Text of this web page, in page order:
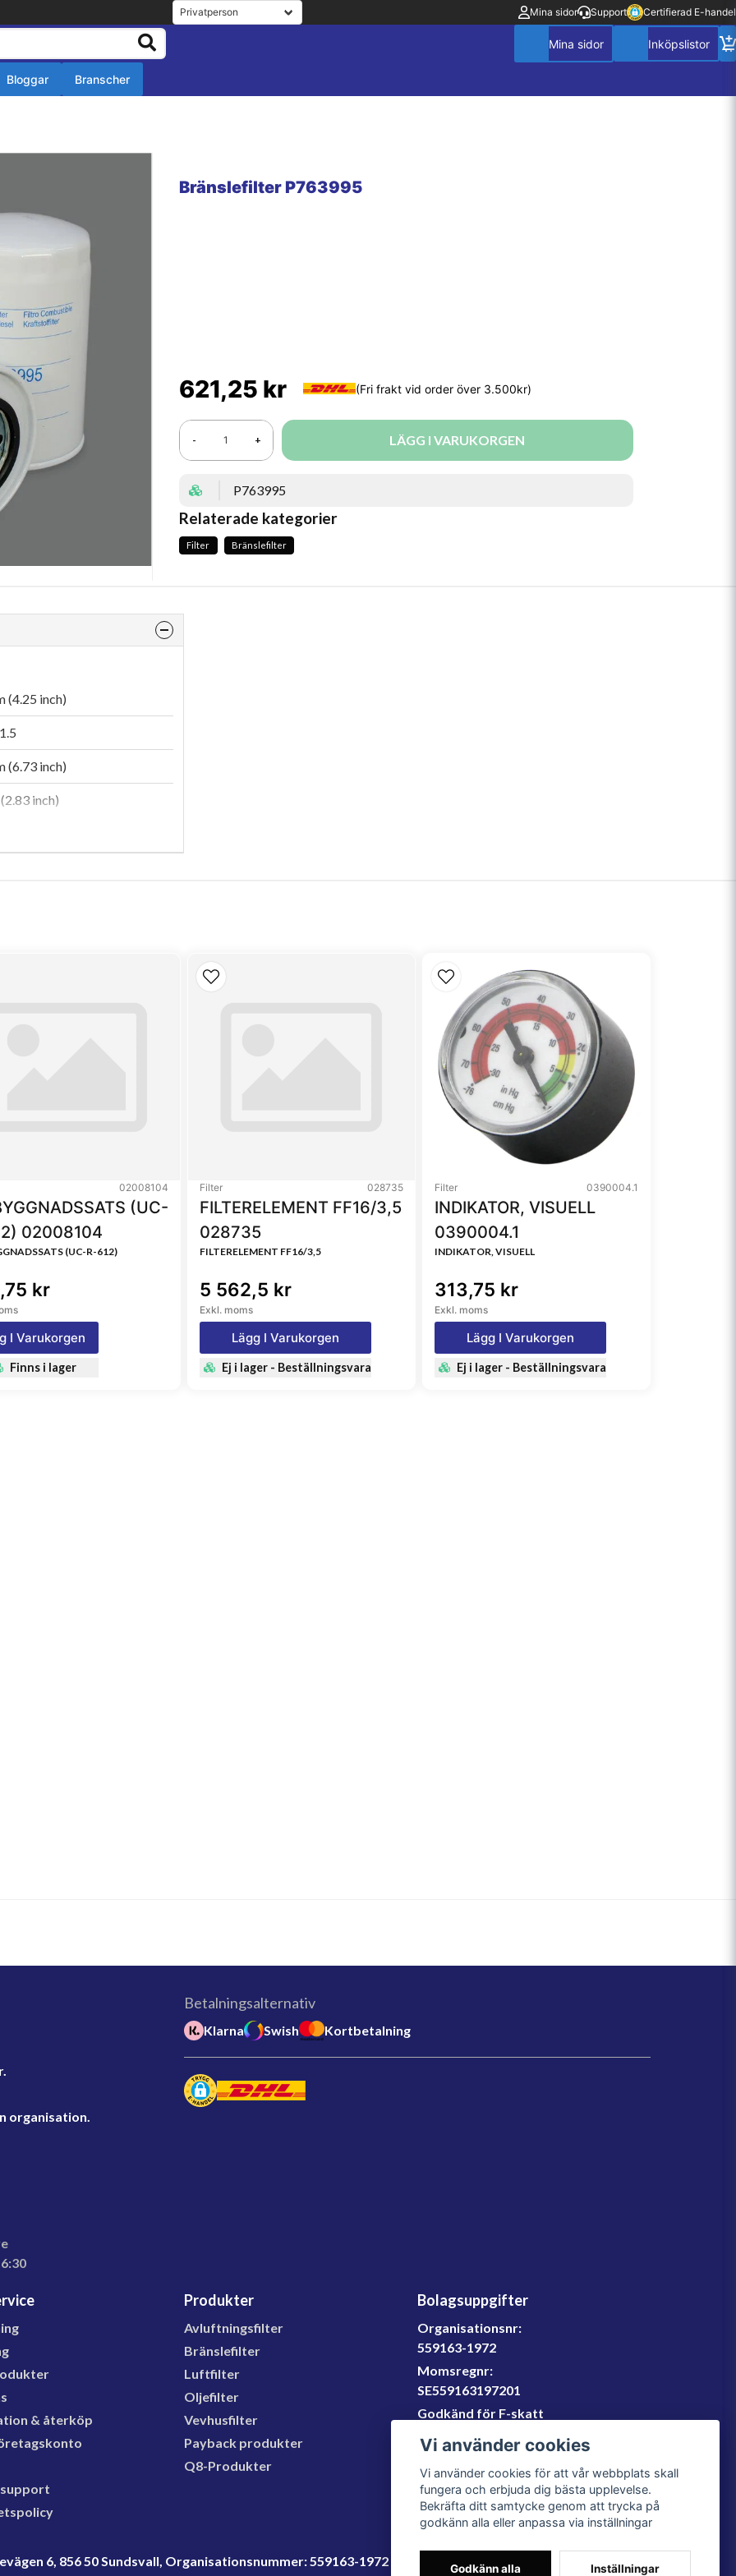
Mina sidor Support Certifierad E-handel
Bloggar Branscher
Bränslefilter P763995
621,25 kr
- + LÄGG I VARUKORGEN
P763995
Relaterade kategorier
Filter Bränslefilter
(4.25 inch)
(6.73 inch)
inch)
inch)
H152WK, H201WDK,
500315480, 503355292,
3744, 1931108,
33744
02008104
(UC-
02008104
(UC-R-612)
kr
I Varukorgen
Finns i lager
Filter 028735
FILTERELEMENT FF16/3,5
028735
FILTERELEMENT FF16/3,5
5 562,5 kr
Exkl. moms
Lägg I Varukorgen
Ej i lager - Beställningsvara
Filter 0390004.1
INDIKATOR, VISUELL
0390004.1
INDIKATOR, VISUELL
313,75 kr
Exkl. moms
Lägg I Varukorgen
Ej i lager - Beställningsvara
organisation.
Betalningsalternativ
Klarna Swish Kortbetalning
& återköp
Produkter
Avluftningsfilter
Bränslefilter
Luftfilter
Oljefilter
Vevhusfilter
Payback produkter
Q8-Produkter
Bolagsuppgifter
Organisationsnr:
559163-1972
Momsregnr:
SE559163197201
Godkänd för F-skatt
060-566 800
6, 856 50 Sundsvall, Organisationsnummer: 559163-1972
Vi använder cookies
Vi använder cookies för att vår webbplats skall
fungera och erbjuda dig bästa upplevelse.
Bekräfta ditt samtycke genom att trycka på
godkänn alla eller anpassa via inställningar
Godkänn alla Inställningar